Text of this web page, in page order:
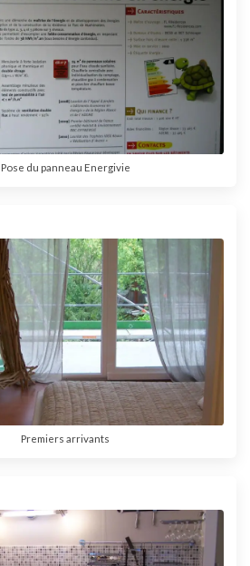
Pose du panneau Energivie
Premiers arrivants